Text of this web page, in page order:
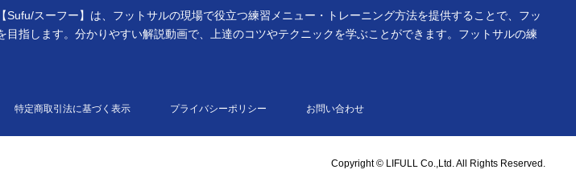
スーフー】は、フットサルの現場で役立つ練習メニュー・トレーニング方法を提供することで、フッ
指します。分かりやすい解説動画で、上達のコツやテクニックを学ぶことができます。フットサルの練
特定商取引法に基づく表示 プライバシーポリシー お問い合わせ
Copyright © LIFULL Co.,Ltd. All Rights Reserved.